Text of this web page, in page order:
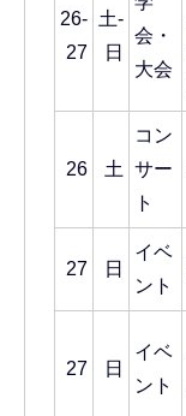
26-
27
土-
日
会・
大会
26 土
コン
サー
ト
27 日
イベ
ント
27 日
イベ
ント